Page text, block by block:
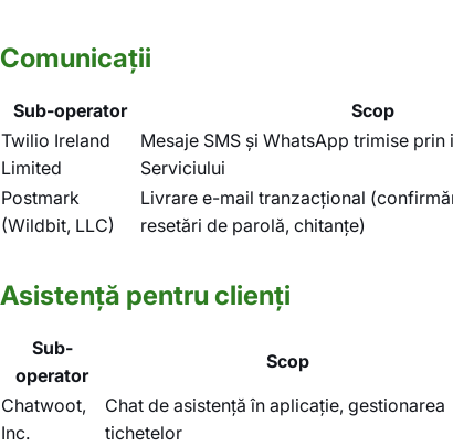
Comunicații
Sub-operator Scop
Twilio Ireland
Limited
Mesaje SMS și WhatsApp trimise prin
Serviciului
Postmark
(Wildbit, LLC)
Livrare e-mail tranzacțional
resetări de parolă, chitanțe)
Asistență pentru clienți
Sub-
operator
Scop
Chatwoot,
Inc.
Chat de asistență în aplicație, gestionarea
tichetelor